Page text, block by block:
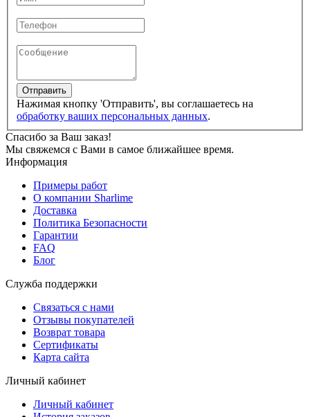
Отправить
Нажимая кнопку 'Отправить', вы соглашаетесь на
обработку ваших персональных данных.
Спасибо за Ваш заказ!
Мы свяжемся с Вами в самое ближайшее время.
Информация
Примеры работ
О компании Sharlime
Доставка
Политика Безопасности
Гарантии
FAQ
Блог
Служба поддержки
Связаться с нами
Отзывы покупателей
Возврат товара
Сертификаты
Карта сайта
Личный кабинет
Личный кабинет